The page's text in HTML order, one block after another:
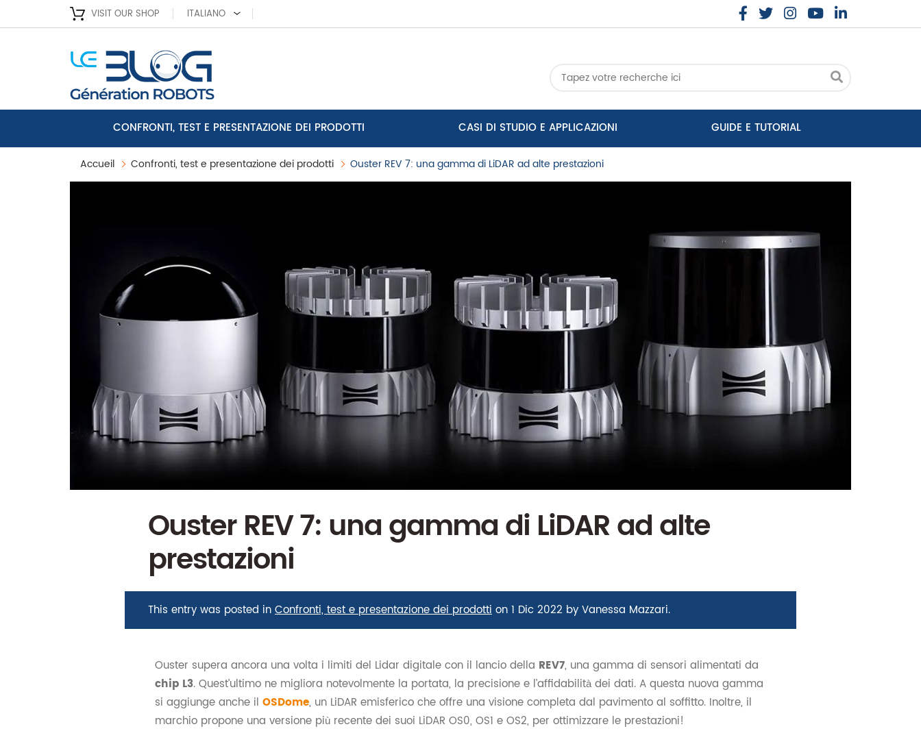
VISIT OUR SHOP ITALIANO
CONFRONTI, TEST E PRESENTAZIONE DEI PRODOTTI CASI DI STUDIO E APPLICAZIONI GUIDE E TUTORIAL
Accueil Confronti, test e presentazione dei prodotti Ouster REV 7: una gamma di LiDAR ad alte prestazioni
Ouster REV 7: una gamma di LiDAR ad alte
prestazioni
This entry was posted in Confronti, test e presentazione dei prodottion 1 Dic 2022 by Vanessa Mazzari.
Ouster supera ancora una volta i limiti del Lidar digitale con il lancio della REV7, una gamma di sensori alimentati da
chip L3. Quest’ultimo ne migliora notevolmente la portata, la precisione e l’affidabilità dei dati. A questa nuova gamma
si aggiunge anche il OSDome, un LiDAR emisferico che offre una visione completa dal pavimento al soffitto. Inoltre, il
marchio propone una versione più recente dei suoi LiDAR OS0, OS1 e OS2, per ottimizzare le prestazioni!